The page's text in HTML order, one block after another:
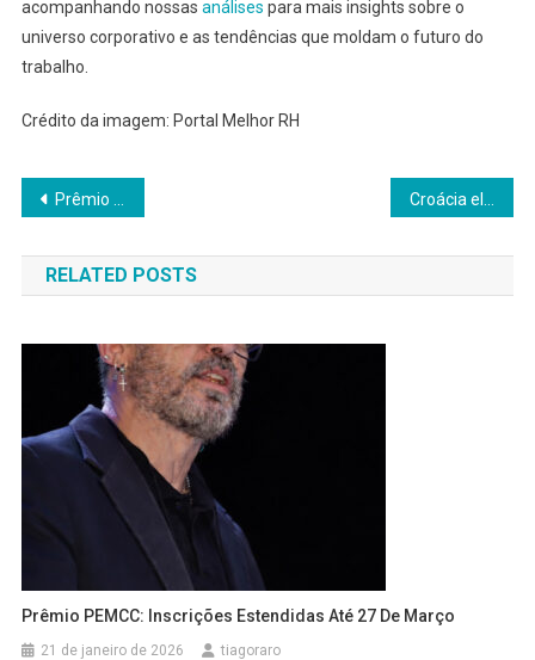
acompanhando nossas análises para mais insights sobre o
universo corporativo e as tendências que moldam o futuro do
trabalho.
Crédito da imagem: Portal Melhor RH
Navegação
de
Post
Prêmio Melhor RH Innovation 2023 Celebra Inovações em SP
RELATED POSTS
Prêmio PEMCC: Inscrições Estendidas Até 27 De Março
21 de janeiro de 2026 tiagoraro